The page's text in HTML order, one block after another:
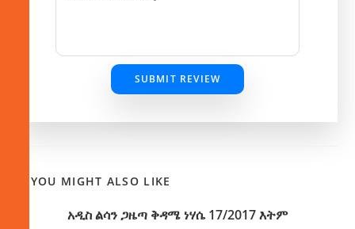
SUBMIT REVIEW
YOU MIGHT ALSO LIKE
አዲስ ልሳን ጋዜጣ ቅዳሜ ነሃሴ 17/2017 እትም